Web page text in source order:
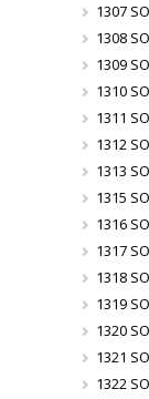
1307
1308
1309
1310
1311
1312
1313
1315
1316
1317
1318
1319
1320
1321
1322